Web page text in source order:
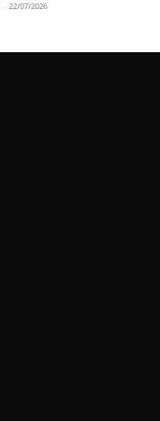
- 22/07/2026